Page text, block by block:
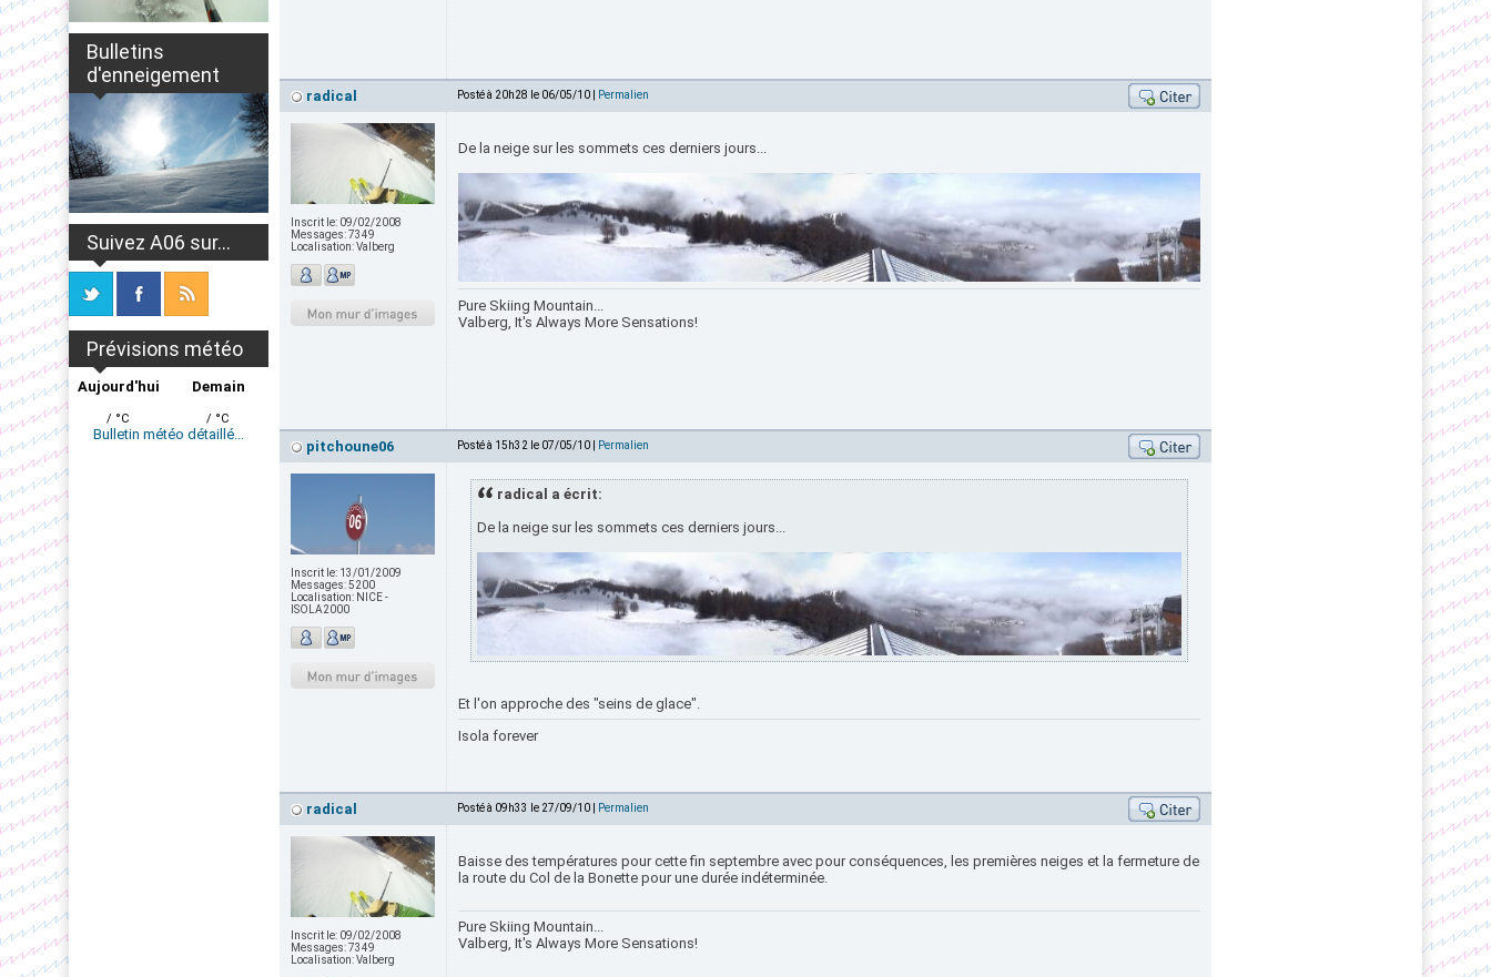
Bulletins
d'enneigement
Suivez A06 sur...
Prévisions météo
Aujourd'hui
/ °C
Demain
/ °C
Bulletin météo détaillé...
radical Posté à 20h28 le 06/05/10 | Permalien
Inscrit le: 09/02/2008
Messages:7349
Localisation:Valberg
De la neige sur les sommets ces derniers jours...
Pure Skiing Mountain...
Valberg, It's Always More Sensations!
pitchoune06 Posté à 15h32 le 07/05/10 | Permalien
Inscrit le: 13/01/2009
Messages:5200
Localisation: NICE -
ISOLA2000
radical a écrit:
De la neige sur les sommets ces derniers jours...
Et l'on approche des "seins de glace".
Isola forever
radical Posté à 09h33 le 27/09/10 | Permalien
Inscrit le: 09/02/2008
Messages:7349
Localisation:Valberg
Baisse des températures pour cette fin septembre avec pour conséquences, les premières neiges et la fermeture de
la route du Col de la Bonette pour une durée indéterminée.
Pure Skiing Mountain...
Valberg, It's Always More Sensations!